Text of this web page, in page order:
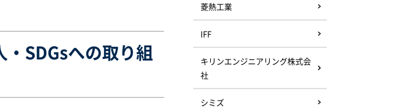
SDGsへの取り組
菱熱工業
IFF
キリンエンジニアリング株式会
社
シミズ